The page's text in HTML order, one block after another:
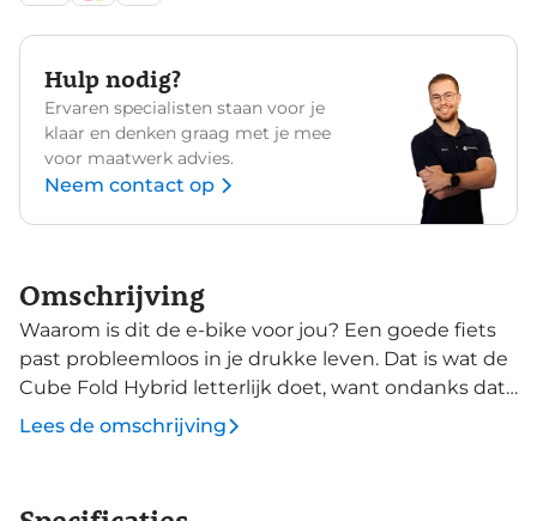
Hulp nodig?
Ervaren specialisten staan voor je
klaar en denken graag met je mee
voor maatwerk advies.
Neem contact op
Omschrijving
Waarom is dit de e-bike voor jou? Een goede fiets
past probleemloos in je drukke leven. Dat is wat de
Cube Fold Hybrid letterlijk doet, want ondanks dat
deze vouwfiets een Bosch Performance Line motor
met 500 Wh accu aan boord heeft, neemt hij
Lees de omschrijving